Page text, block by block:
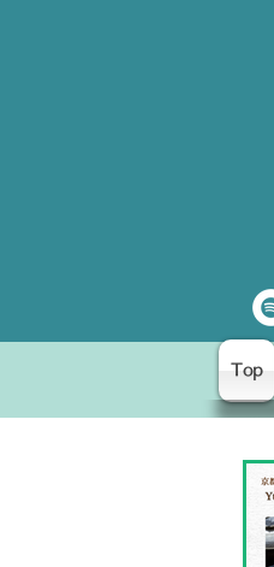
Top